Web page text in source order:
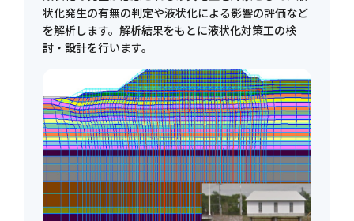
状化発生の有無の判定や液状化による影響の評価など
を解析します。解析結果をもとに液状化対策工の検
討・設計を行います。